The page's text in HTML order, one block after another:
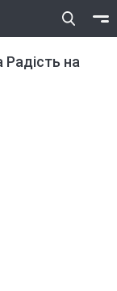
на